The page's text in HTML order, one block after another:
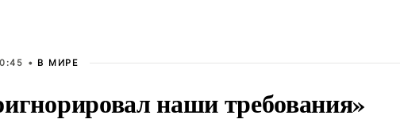
• В МИРЕ
наши требования»